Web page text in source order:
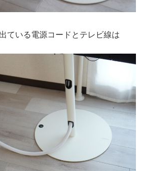
ている電源コードとテレビ線は